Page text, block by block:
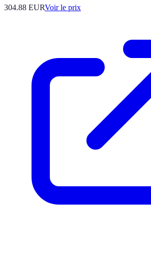
304.88 EURVoir le prix